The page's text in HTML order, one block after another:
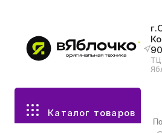
ТЦ
Каталог товаров
Все разделы каталога